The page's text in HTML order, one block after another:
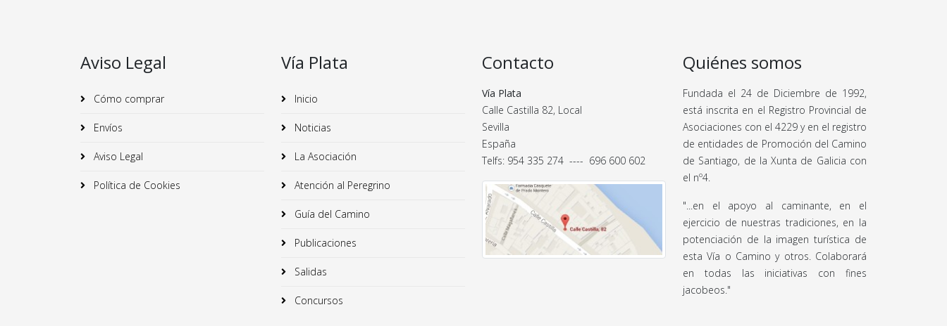
Aviso Legal
Cómo comprar
Envíos
Aviso Legal
Política de Cookies
Vía Plata
Inicio
Noticias
La Asociación
Atención al Peregrino
Guía del Camino
Publicaciones
Salidas
Concursos
Contacto
Vía Plata
Calle Castilla 82, Local
Sevilla
España
Telfs: 954 335 274 ---- 696 600 602
Quiénes somos
Fundada el 24 de Diciembre de 1992,
está inscrita en el Registro Provincial de
Asociaciones con el 4229 y en el registro
de entidades de Promoción del Camino
de Santiago, de la Xunta de Galicia con
el nº4.
"...en el apoyo al caminante, en el
ejercicio de nuestras tradiciones, en la
potenciación de la imagen turística de
esta Vía o Camino y otros. Colaborará
en todas las iniciativas con fines
jacobeos."